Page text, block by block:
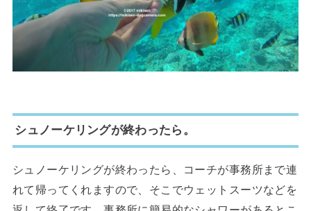
シュノーケリングが終わったら。
シュノーケリングが終わったら、コーチが事務所まで連
れて帰ってくれますので、そこでウェットスーツなどを